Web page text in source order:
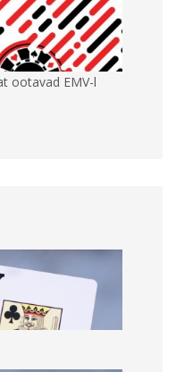
ootavad EMV-l